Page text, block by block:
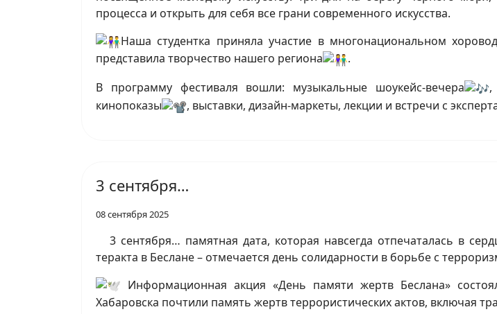
процесса и открыть для себя все грани современного искусства.
Наша студентка приняла участие в многонациональном
представила творчество нашего региона
.
В программу фестиваля вошли: музыкальные шоукейс-вечера
,
кинопоказы
, выставки, дизайн-маркеты, лекции и встречи с
3 сентября…
08 сентября 2025
3 сентября… памятная дата, которая навсегда отпечаталась в
теракта в Беслане – отмечается день солидарности в борьбе с
Информационная акция «День памяти жертв Беслана»
Хабаровска почтили память жертв террористических актов, включая